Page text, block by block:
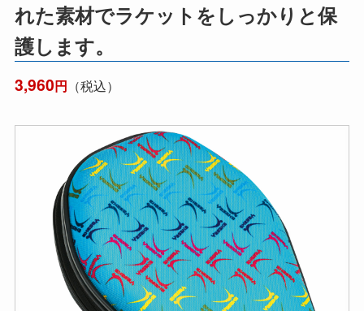
れた素材でラケットをしっかりと保
護します。
3,960円 （税込）